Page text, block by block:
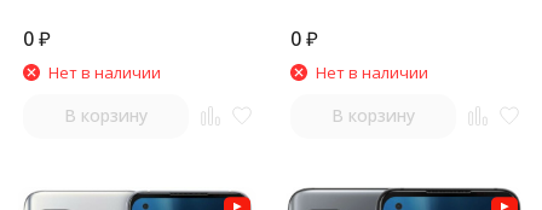
0₽
Нет в наличии
В корзину
0₽
Нет в наличии
В корзину